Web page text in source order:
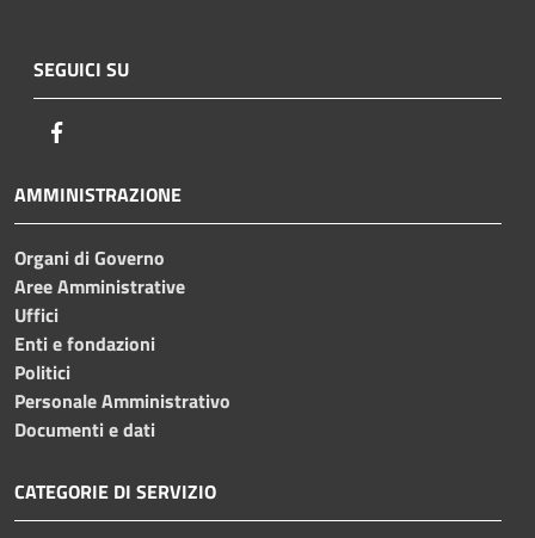
SEGUICI SU
AMMINISTRAZIONE
Organi di Governo
Aree Amministrative
Uffici
Enti e fondazioni
Politici
Personale Amministrativo
Documenti e dati
CATEGORIE DI SERVIZIO